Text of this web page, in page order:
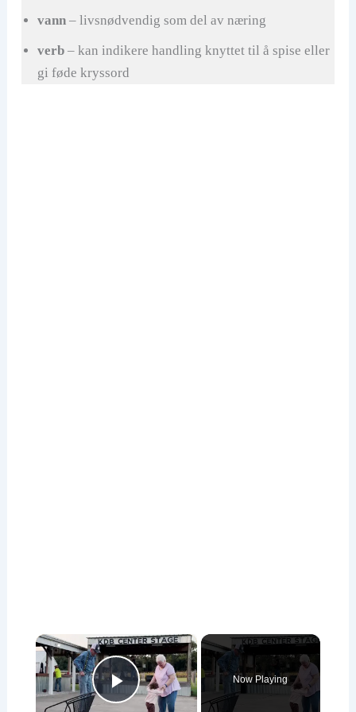
vann– livsnødvendig som del av næring
verb– kan indikere handling knyttet til å spise eller
gi føde kryssord
×
Play Video
Now Playing